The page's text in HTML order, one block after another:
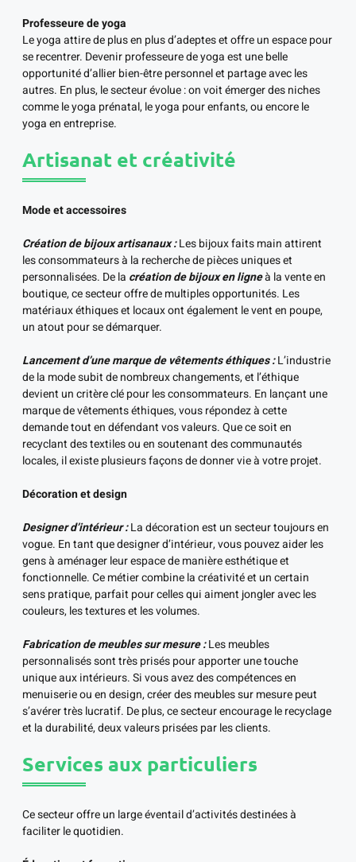
Professeure de yoga
Le yoga attire de plus en plus d’adeptes et offre un espace pour
se recentrer. Devenir professeure de yoga est une belle
opportunité d’allier bien-être personnel et partage avec les
autres. En plus, le secteur évolue : on voit émerger des niches
comme le yoga prénatal, le yoga pour enfants, ou encore le
yoga en entreprise.
Artisanat et créativité
Mode et accessoires
Création de bijoux artisanaux :Les bijoux faits main attirent
les consommateurs à la recherche de pièces uniques et
personnalisées. De la création de bijoux en ligneà la vente en
boutique, ce secteur offre de multiples opportunités. Les
matériaux éthiques et locaux ont également le vent en poupe,
un atout pour se démarquer.
Lancement d’une marque de vêtements éthiques :L’industrie
de la mode subit de nombreux changements, et l’éthique
devient un critère clé pour les consommateurs. En lançant une
marque de vêtements éthiques, vous répondez à cette
demande tout en défendant vos valeurs. Que ce soit en
recyclant des textiles ou en soutenant des communautés
locales, il existe plusieurs façons de donner vie à votre projet.
Décoration et design
Designer d’intérieur :La décoration est un secteur toujours en
vogue. En tant que designer d’intérieur, vous pouvez aider les
gens à aménager leur espace de manière esthétique et
fonctionnelle. Ce métier combine la créativité et un certain
sens pratique, parfait pour celles qui aiment jongler avec les
couleurs, les textures et les volumes.
Fabrication de meubles sur mesure :Les meubles
personnalisés sont très prisés pour apporter une touche
unique aux intérieurs. Si vous avez des compétences en
menuiserie ou en design, créer des meubles sur mesure peut
s’avérer très lucratif. De plus, ce secteur encourage le recyclage
et la durabilité, deux valeurs prisées par les clients.
Services aux particuliers
Ce secteur offre un large éventail d’activités destinées à
faciliter le quotidien.